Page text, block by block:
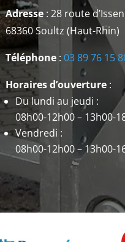
Adresse: 28 route
68360 Soultz (Haut-Rhin)
Téléphone: 03 89 76 15
Horaires d’ouverture:
Du lundi au jeudi :
08h00-12h00 – 13h00-
Vendredi :
08h00-12h00 – 13h00-